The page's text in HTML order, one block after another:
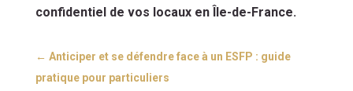
confidentiel de vos locaux en Île-de-France.
← Anticiper et se défendre face à un ESFP : guide
pratique pour particuliers